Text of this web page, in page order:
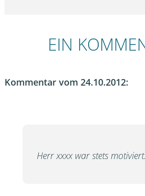
EIN
Kommentar vom 24.10.2012:
Herr xxxx war stets motiviert.